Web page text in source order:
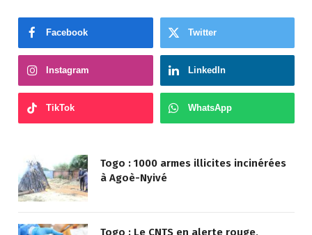
Facebook Twitter
Instagram LinkedIn
TikTok WhatsApp
Togo : 1000 armes illicites incinérées
à Agoè-Nyivé
Togo : Le CNTS en alerte rouge,